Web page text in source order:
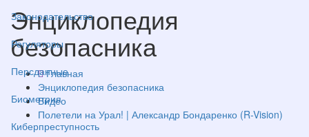
Законодательство
Регуляторы
Персданные
Биометрия
Киберпреступность
Энциклопедия
безопасника
Главная
Энциклопедия безопасника
Видео
Полетели на Урал! | Александр Бондаренко (R-Vision)